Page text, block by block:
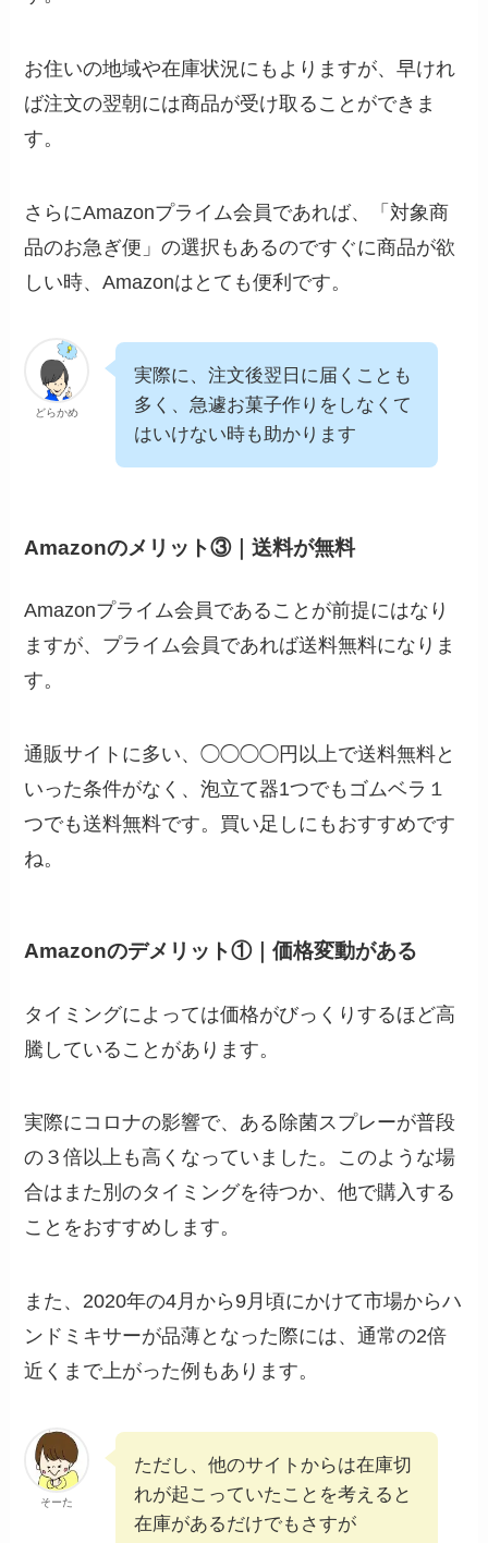
お住いの地域や在庫状況にもよりますが、早けれ
ば注文の翌朝には商品が受け取ることができま
す。
さらにAmazonプライム会員であれば、「対象商
品のお急ぎ便」の選択もあるのですぐに商品が欲
しい時、Amazonはとても便利です。
どらかめ
実際に、注文後翌日に届くことも
多く、急遽お菓子作りをしなくて
はいけない時も助かります
Amazonのメリット③｜送料が無料
Amazonプライム会員であることが前提にはなり
ますが、プライム会員であれば送料無料になりま
す。
通販サイトに多い、◯◯◯◯円以上で送料無料と
いった条件がなく、泡立て器1つでもゴムベラ１
つでも送料無料です。買い足しにもおすすめです
ね。
Amazonのデメリット①｜価格変動がある
タイミングによっては価格がびっくりするほど高
騰していることがあります。
実際にコロナの影響で、ある除菌スプレーが普段
の３倍以上も高くなっていました。このような場
合はまた別のタイミングを待つか、他で購入する
ことをおすすめします。
また、2020年の4月から9月頃にかけて市場からハ
ンドミキサーが品薄となった際には、通常の2倍
近くまで上がった例もあります。
そーた
ただし、他のサイトからは在庫切
れが起こっていたことを考えると
在庫があるだけでもさすが